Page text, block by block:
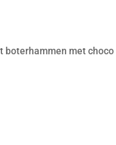
met choco